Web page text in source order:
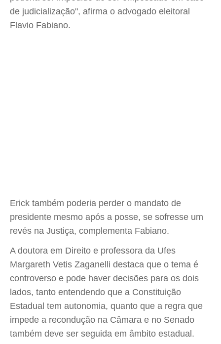
de judicialização", afirma o advogado eleitoral
Flavio Fabiano.
Erick também poderia perder o mandato de
presidente mesmo após a posse, se sofresse um
revés na Justiça, complementa Fabiano.
A doutora em Direito e professora da Ufes
Margareth Vetis Zaganelli destaca que o tema é
controverso e pode haver decisões para os dois
lados, tanto entendendo que a Constituição
Estadual tem autonomia, quanto que a regra que
impede a recondução na Câmara e no Senado
também deve ser seguida em âmbito estadual.